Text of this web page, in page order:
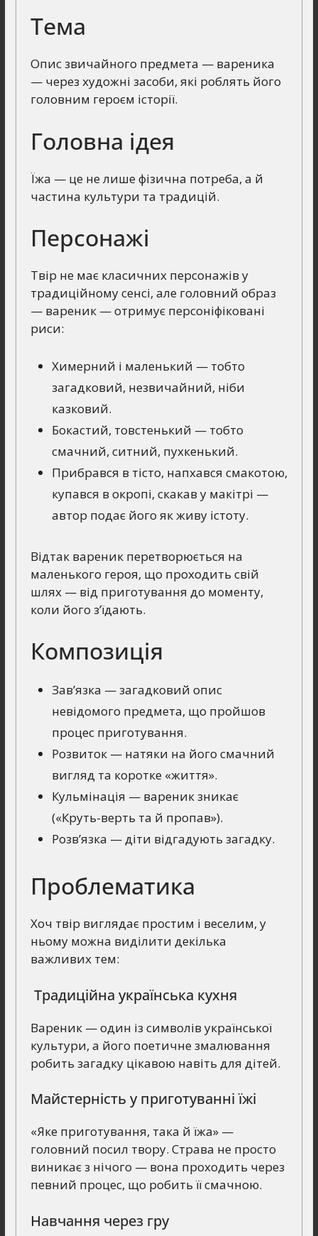
Тема
Опис звичайного предмета — вареника
— через художні засоби, які роблять його
головним героєм історії.
Головна ідея
Їжа — це не лише фізична потреба, а й
частина культури та традицій.
Персонажі
Твір не має класичних персонажів у
традиційному сенсі, але головний образ
— вареник — отримує персоніфіковані
риси:
Химерний і маленький — тобто
загадковий, незвичайний, ніби
казковий.
Бокастий, товстенький — тобто
смачний, ситний, пухкенький.
Прибрався в тісто, напхався смакотою,
купався в окропі, скакав у макітрі —
автор подає його як живу істоту.
Відтак вареник перетворюється на
маленького героя, що проходить свій
шлях — від приготування до моменту,
коли його з’їдають.
Композиція
Зав’язка — загадковий опис
невідомого предмета, що пройшов
процес приготування.
Розвиток — натяки на його смачний
вигляд та коротке «життя».
Кульмінація — вареник зникає
(«Круть-верть та й пропав»).
Розв’язка — діти відгадують загадку.
Проблематика
Хоч твір виглядає простим і веселим, у
ньому можна виділити декілька
важливих тем:
Традиційна українська кухня
Вареник — один із символів української
культури, а його поетичне змалювання
робить загадку цікавою навіть для дітей.
Майстерність у приготуванні їжі
«Яке приготування, така й їжа» —
головний посил твору. Страва не просто
виникає з нічого — вона проходить через
певний процес, що робить її смачною.
Навчання через гру